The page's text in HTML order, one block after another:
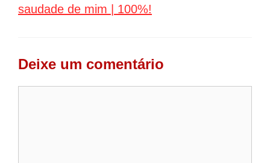
saudade de mim | 100%!
Deixe um comentário